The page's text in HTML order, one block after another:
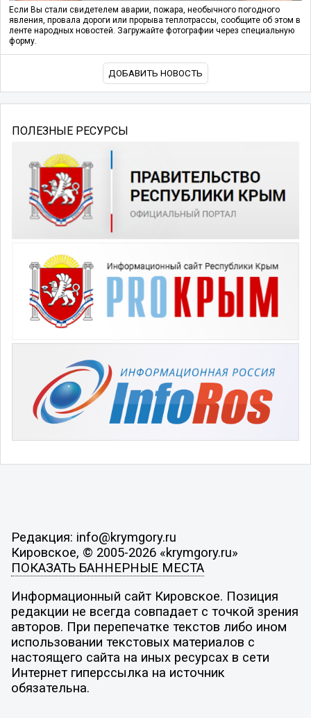
Если Вы стали свидетелем аварии, пожара, необычного погодного
явления, провала дороги или прорыва теплотрассы, сообщите об этом в
ленте народных новостей. Загружайте фотографии через специальную
форму.
ДОБАВИТЬ НОВОСТЬ
ПОЛЕЗНЫЕ РЕСУРСЫ
Редакция: info@krymgory.ru
Кировское, © 2005-2026 «krymgory.ru»
ПОКАЗАТЬ БАННЕРНЫЕ МЕСТА
Информационный сайт Кировское. Позиция
редакции не всегда совпадает с точкой зрения
авторов. При перепечатке текстов либо ином
использовании текстовых материалов с
настоящего сайта на иных ресурсах в сети
Интернет гиперссылка на источник
обязательна.